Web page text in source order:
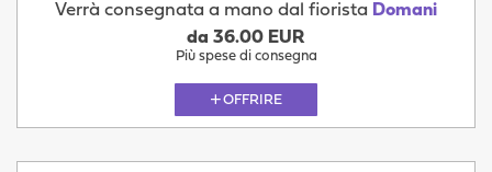
Verrà consegnata a mano dal fiorista Domani
da 36.00 EUR
Più spese di consegna
OFFRIRE